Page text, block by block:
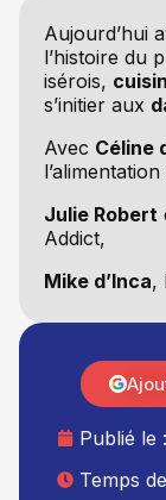
Aujourd’hui
l’histoire du
isérois,
s’initier aux
Avec Céline
Julie Robert
Addict,
Mike d’Inca,
Publié le :
Temps